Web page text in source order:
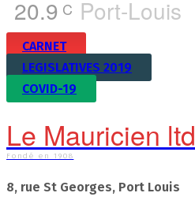
20.9 C Port-Louis
CARNET
LEGISLATIVES 2019
COVID-19
Le Mauricien ltd
Fondé en 1908
8, rue St Georges, Port Louis